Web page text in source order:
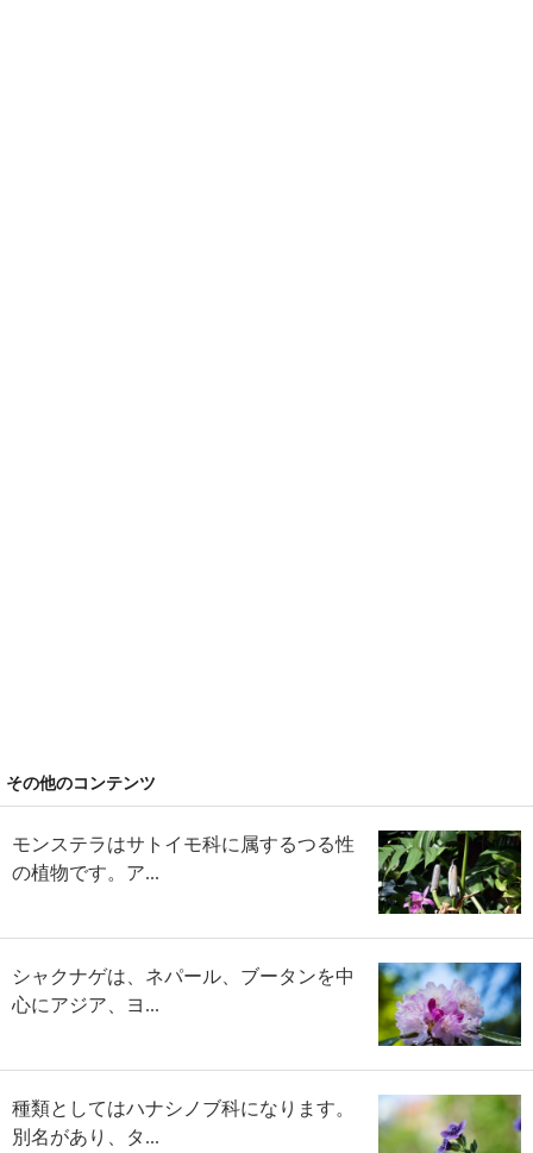
その他のコンテンツ
モンステラはサトイモ科に属するつる性
の植物です。ア...
シャクナゲは、ネパール、ブータンを中
心にアジア、ヨ...
種類としてはハナシノブ科になります。
別名があり、タ...